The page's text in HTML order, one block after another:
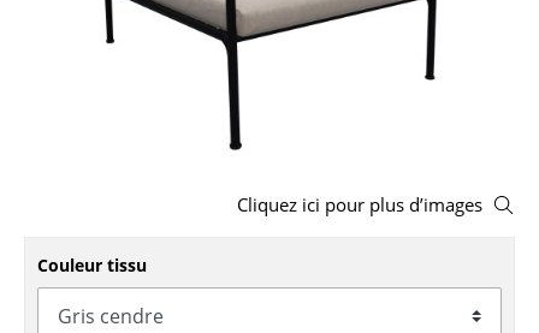
Tabourets
Bancs & Chaises longues
Chaises à bascule
Chaises de bureau
Cliquez ici pour plus d’images
Couleur tissu